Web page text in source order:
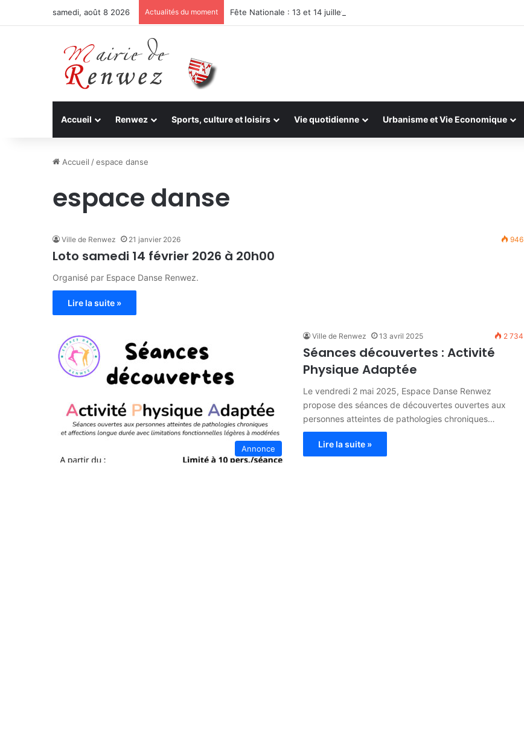
samedi, août 8 2026 Actualités du moment Fête Nationale : 13 et 14 juillet 2026
Accueil Renwez Sports, culture et loisirs Vie quotidienne Urbanisme et Vie Economique
Accueil /espace danse
espace danse
Ville de Renwez 21 janvier 2026 946
Loto samedi 14 février 2026 à 20h00
Organisé par Espace Danse Renwez.
Lire la suite »
Annonce
Ville de Renwez 13 avril 2025 2 734
Séances découvertes : Activité
Physique Adaptée
Le vendredi 2 mai 2025, Espace Danse Renwez
propose des séances de découvertes ouvertes aux
personnes atteintes de pathologies chroniques…
Lire la suite »